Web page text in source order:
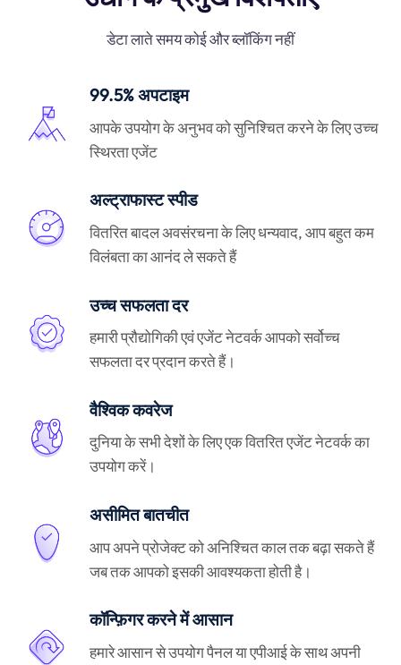
डेटा लाते समय कोई और ब्लॉकिंग नहीं
99.5% अपटाइम
आपके उपयोग के अनुभव को सुनिश्चित करने के लिए उच्च
स्थिरता एजेंट
अल्ट्राफास्ट स्पीड
वितरित बादल अवसंरचना के लिए धन्यवाद, आप बहुत कम
विलंबता का आनंद ले सकते हैं
उच्च सफलता दर
हमारी प्रौद्योगिकी एवं एजेंट नेटवर्क आपको सर्वोच्च
सफलता दर प्रदान करते हैं।
वैश्विक कवरेज
दुनिया के सभी देशों के लिए एक वितरित एजेंट नेटवर्क का
उपयोग करें।
असीमित बातचीत
आप अपने प्रोजेक्ट को अनिश्चित काल तक बढ़ा सकते हैं
जब तक आपको इसकी आवश्यकता होती है।
कॉन्फ़िगर करने में आसान
हमारे आसान से उपयोग पैनल या एपीआई के साथ अपनी